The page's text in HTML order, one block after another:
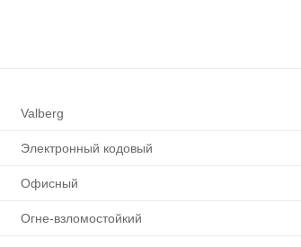
Valberg
Электронный кодовый
Офисный
Огне-взломостойкий